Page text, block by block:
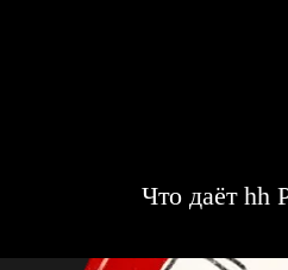
Что даёт hh